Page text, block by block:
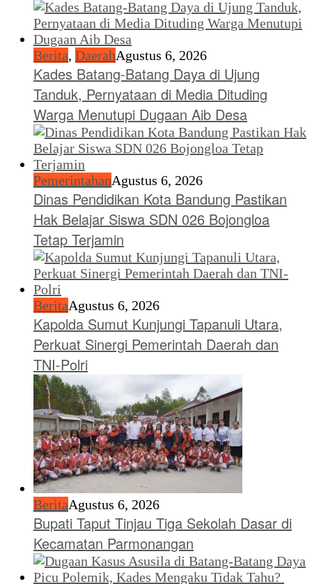
Berita, DaerahAgustus 6, 2026
Kades Batang-Batang Daya di Ujung
Tanduk, Pernyataan di Media Dituding
Warga Menutupi Dugaan Aib Desa
PemerintahanAgustus 6, 2026
Dinas Pendidikan Kota Bandung Pastikan
Hak Belajar Siswa SDN 026 Bojongloa
Tetap Terjamin
BeritaAgustus 6, 2026
Kapolda Sumut Kunjungi Tapanuli Utara,
Perkuat Sinergi Pemerintah Daerah dan
TNI-Polri
BeritaAgustus 6, 2026
Bupati Taput Tinjau Tiga Sekolah Dasar di
Kecamatan Parmonangan